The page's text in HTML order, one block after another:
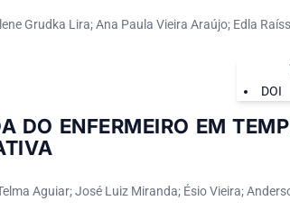
Grudka Lira; Ana Paula Vieira Araújo; Edla
DOI
DO ENFERMEIRO EM
Aguiar; José Luiz Miranda; Ésio Vieira;